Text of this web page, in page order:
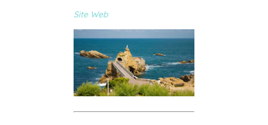
Site Web